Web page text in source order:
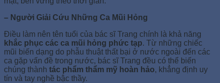
– Người Giải Cứu Những Ca Mũi Hỏng
Điều làm nên tên tuổi của bác sĩ Trang chính là khả năng
khắc phục các ca mũi hỏng phức tạp. Từ những chiếc
mũi biến dạng do phẫu thuật thất bại ở nước ngoài đến các
ca gặp vấn đề trong nước, bác sĩ Trang đều có thể biến
chúng thành tác phẩm thẩm mỹ hoàn hảo, khẳng định uy
tín và tay nghề bậc thầy.